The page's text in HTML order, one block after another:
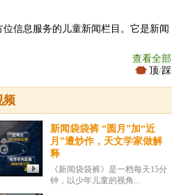
信息服务的儿童新闻栏目。它是新闻
查看全部
顶/踩
频
新闻袋袋裤 “圆月”加“近
月”遭炒作，天文学家做解
释
《新闻袋袋裤》是一档每天15分
钟，以少年儿童的视角...